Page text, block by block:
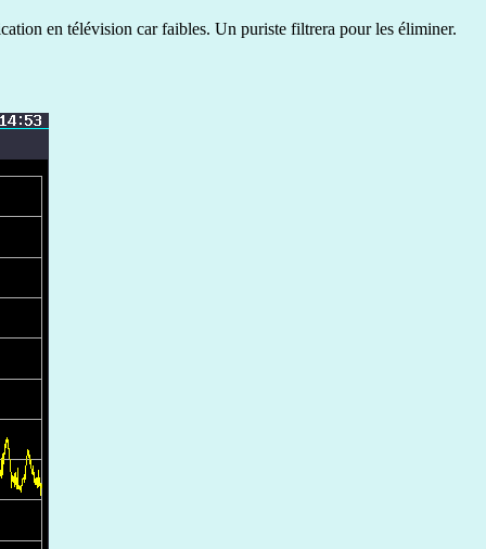
en télévision car faibles. Un puriste filtrera pour les éliminer.